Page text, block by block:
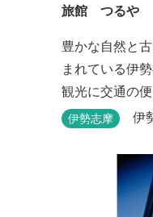
旅館 つるや
豊かな自然と
まれている伊
観光に交通の
と家庭的な気
伊勢志摩 伊